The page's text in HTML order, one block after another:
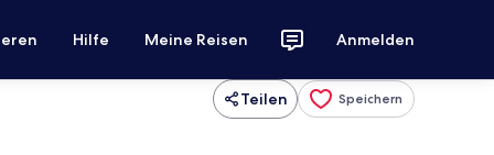
Hilfe Meine Reisen Anmelden
Teilen Speichern